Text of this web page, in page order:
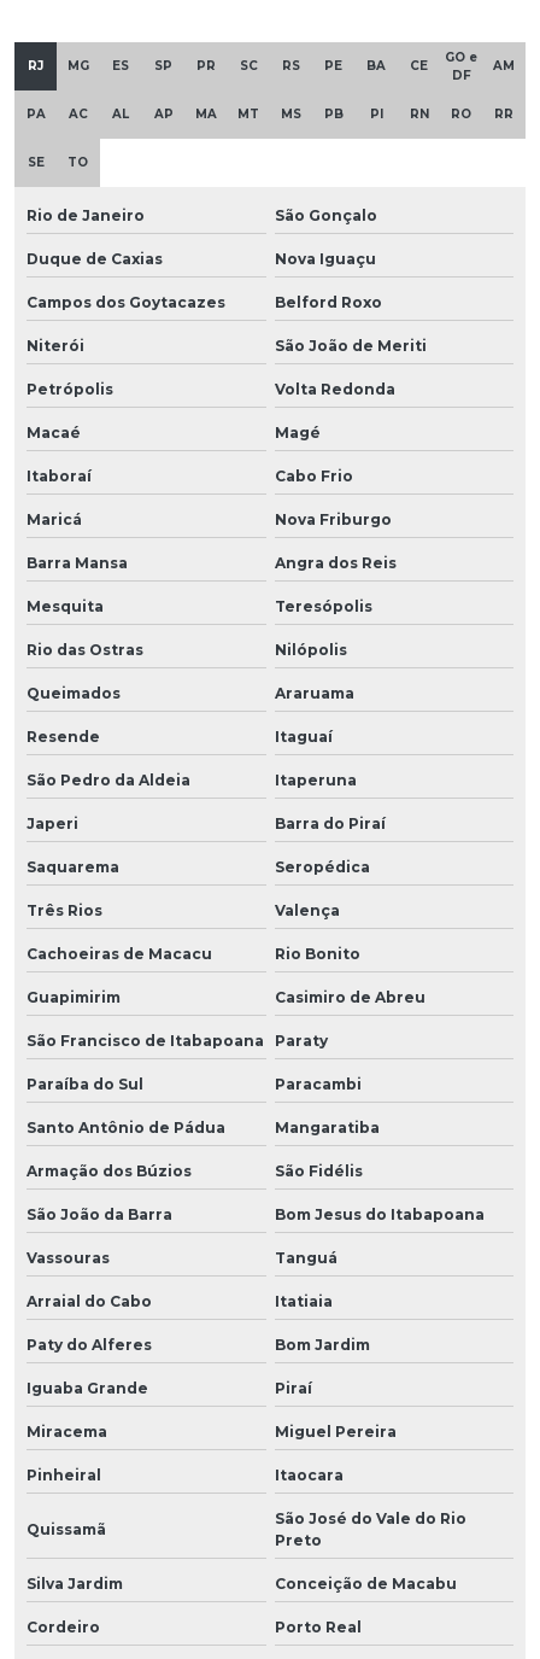
RJ MG ES SP PR SC RS PE BA CE
GO e
DF
AM
PA AC AL AP MA MT MS PB PI RN RO RR
SE TO
Rio de Janeiro São Gonçalo
Duque de Caxias Nova Iguaçu
Campos dos Goytacazes Belford Roxo
Niterói São João de Meriti
Petrópolis Volta Redonda
Macaé Magé
Itaboraí Cabo Frio
Maricá Nova Friburgo
Barra Mansa Angra dos Reis
Mesquita Teresópolis
Rio das Ostras Nilópolis
Queimados Araruama
Resende Itaguaí
São Pedro da Aldeia Itaperuna
Japeri Barra do Piraí
Saquarema Seropédica
Três Rios Valença
Cachoeiras de Macacu Rio Bonito
Guapimirim Casimiro de Abreu
São Francisco de Itabapoana Paraty
Paraíba do Sul Paracambi
Santo Antônio de Pádua Mangaratiba
Armação dos Búzios São Fidélis
São João da Barra Bom Jesus do Itabapoana
Vassouras Tanguá
Arraial do Cabo Itatiaia
Paty do Alferes Bom Jardim
Iguaba Grande Piraí
Miracema Miguel Pereira
Pinheiral Itaocara
Quissamã
São José do Vale do Rio
Preto
Silva Jardim Conceição de Macabu
Cordeiro Porto Real